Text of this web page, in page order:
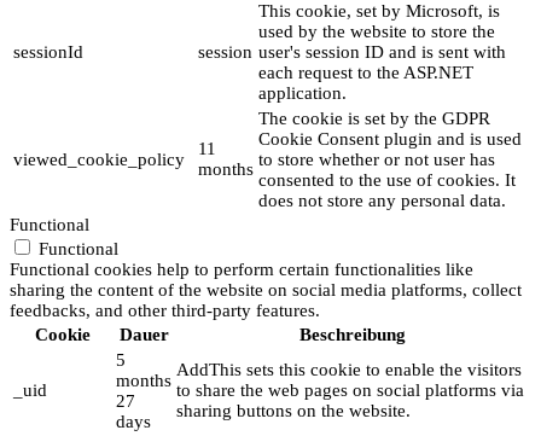
sessionId session
This cookie, set by Microsoft, is
used by the website to store the
user's session ID and is sent with
each request to the ASP.NET
application.
viewed_cookie_policy
11
months
The cookie is set by the GDPR
Cookie Consent plugin and is used
to store whether or not user has
consented to the use of cookies. It
does not store any personal data.
Functional
Functional
Functional cookies help to perform certain functionalities like
sharing the content of the website on social media platforms, collect
feedbacks, and other third-party features.
Cookie
Dauer Beschreibung
_uid
5
months
27
days
AddThis sets this cookie to enable the visitors
to share the web pages on social platforms via
sharing buttons on the website.